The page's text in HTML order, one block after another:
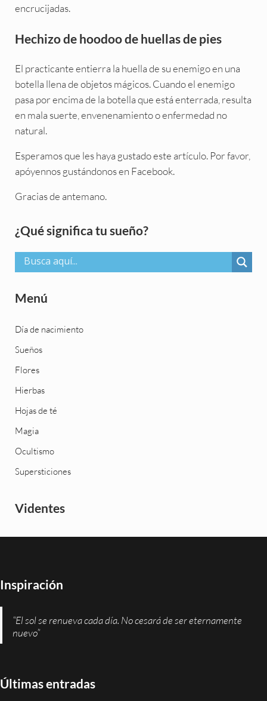
encrucijadas.
Hechizo de hoodoo de huellas de pies
El practicante entierra la huella de su enemigo en una
botella llena de objetos mágicos. Cuando el enemigo
pasa por encima de la botella que está enterrada, resulta
en mala suerte, envenenamiento o enfermedad no
natural.
Esperamos que les haya gustado este artículo. Por favor,
apóyennos gustándonos en Facebook.
Gracias de antemano.
Sidebar
¿Qué significa tu sueño?
Menú
Día de nacimiento
Sueños
Flores
Hierbas
Hojas de té
Magia
Ocultismo
Supersticiones
Videntes
Inspiración
“El sol se renueva cada día. No cesará de ser eternamente
nuevo”
Últimas entradas